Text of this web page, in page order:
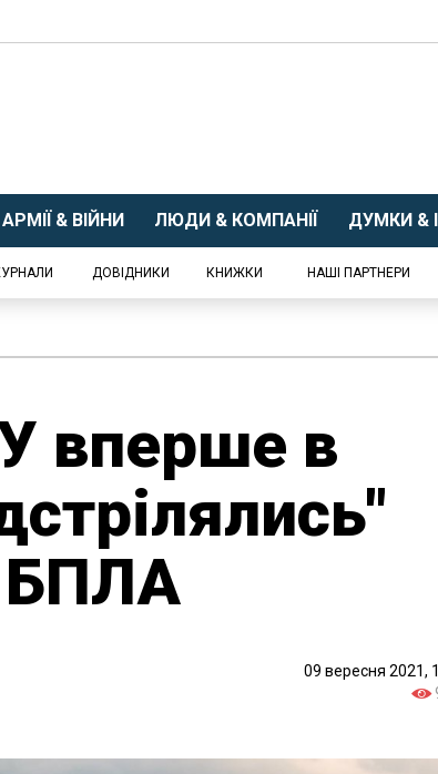
АРМІЇ & ВІЙНИ ЛЮДИ & КОМПАНІЇ ДУМКИ &
ДОВІДНИКИ КНИЖКИ НАШІ ПАРТНЕРИ
вперше в
БПЛА
09 вересня 2021,